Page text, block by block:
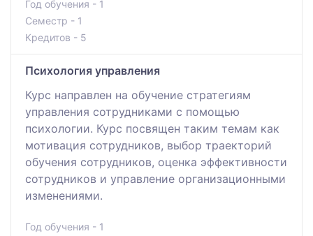
Год обучения - 1
Семестр - 1
Кредитов - 5
Психология управления
Курс направлен на обучение стратегиям
управления сотрудниками с помощью
психологии. Курс посвящен таким темам как
мотивация сотрудников, выбор траекторий
обучения сотрудников, оценка эффективности
сотрудников и управление организационными
изменениями.
Год обучения - 1